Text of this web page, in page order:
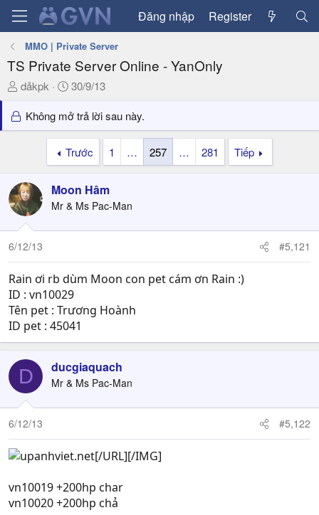
Đăng nhập Register
MMO | Private Server
TS Private Server Online - YanOnly
T
r
e
t
a
r
e
r
dảkpk
N
à
y
ử
30/9/13
Không mở trả lời sau này.
Trước 1 … 257 … 281 Tiếp
Moon Hâm
Mr & Ms Pac-Man
6/12/13 #5,121
Rain ơi rb dùm Moon con pet cám ơn Rain :)
ID : vn10029
Tên pet : Trương Hoành
ID pet : 45041
D ducgiaquach
Mr & Ms Pac-Man
6/12/13 #5,122
[/URL][/IMG]
vn10019 +200hp char
vn10020 +200hp chả